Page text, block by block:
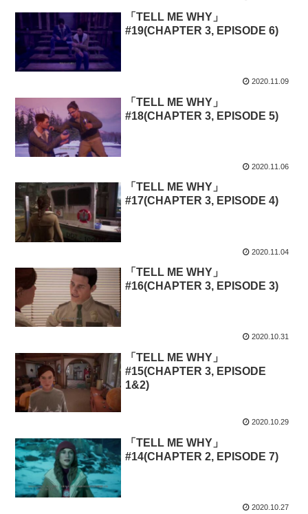
「TELL ME WHY」
#19(CHAPTER 3, EPISODE 6)
2020.11.09
「TELL ME WHY」
#18(CHAPTER 3, EPISODE 5)
2020.11.06
「TELL ME WHY」
#17(CHAPTER 3, EPISODE 4)
2020.11.04
「TELL ME WHY」
#16(CHAPTER 3, EPISODE 3)
2020.10.31
「TELL ME WHY」
#15(CHAPTER 3, EPISODE
1&2)
2020.10.29
「TELL ME WHY」
#14(CHAPTER 2, EPISODE 7)
2020.10.27